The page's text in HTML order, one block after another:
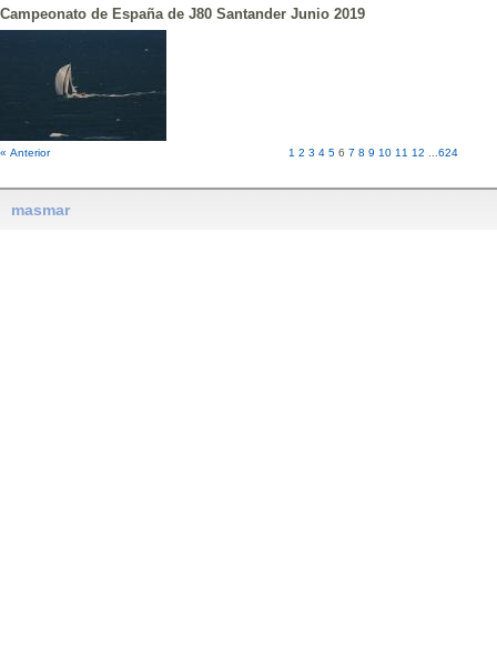
Campeonato de España de J80 Santander Junio 2019
« Anterior 1 2 3 4 5 6 7 8 9 10 11 12 624
masmar